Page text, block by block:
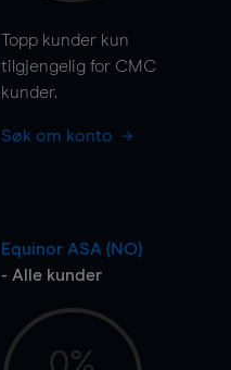
Topp kunder kun
tilgjengelig for CMC
kunder.
Søk om konto
Equinor ASA (NO)
- Alle kunder